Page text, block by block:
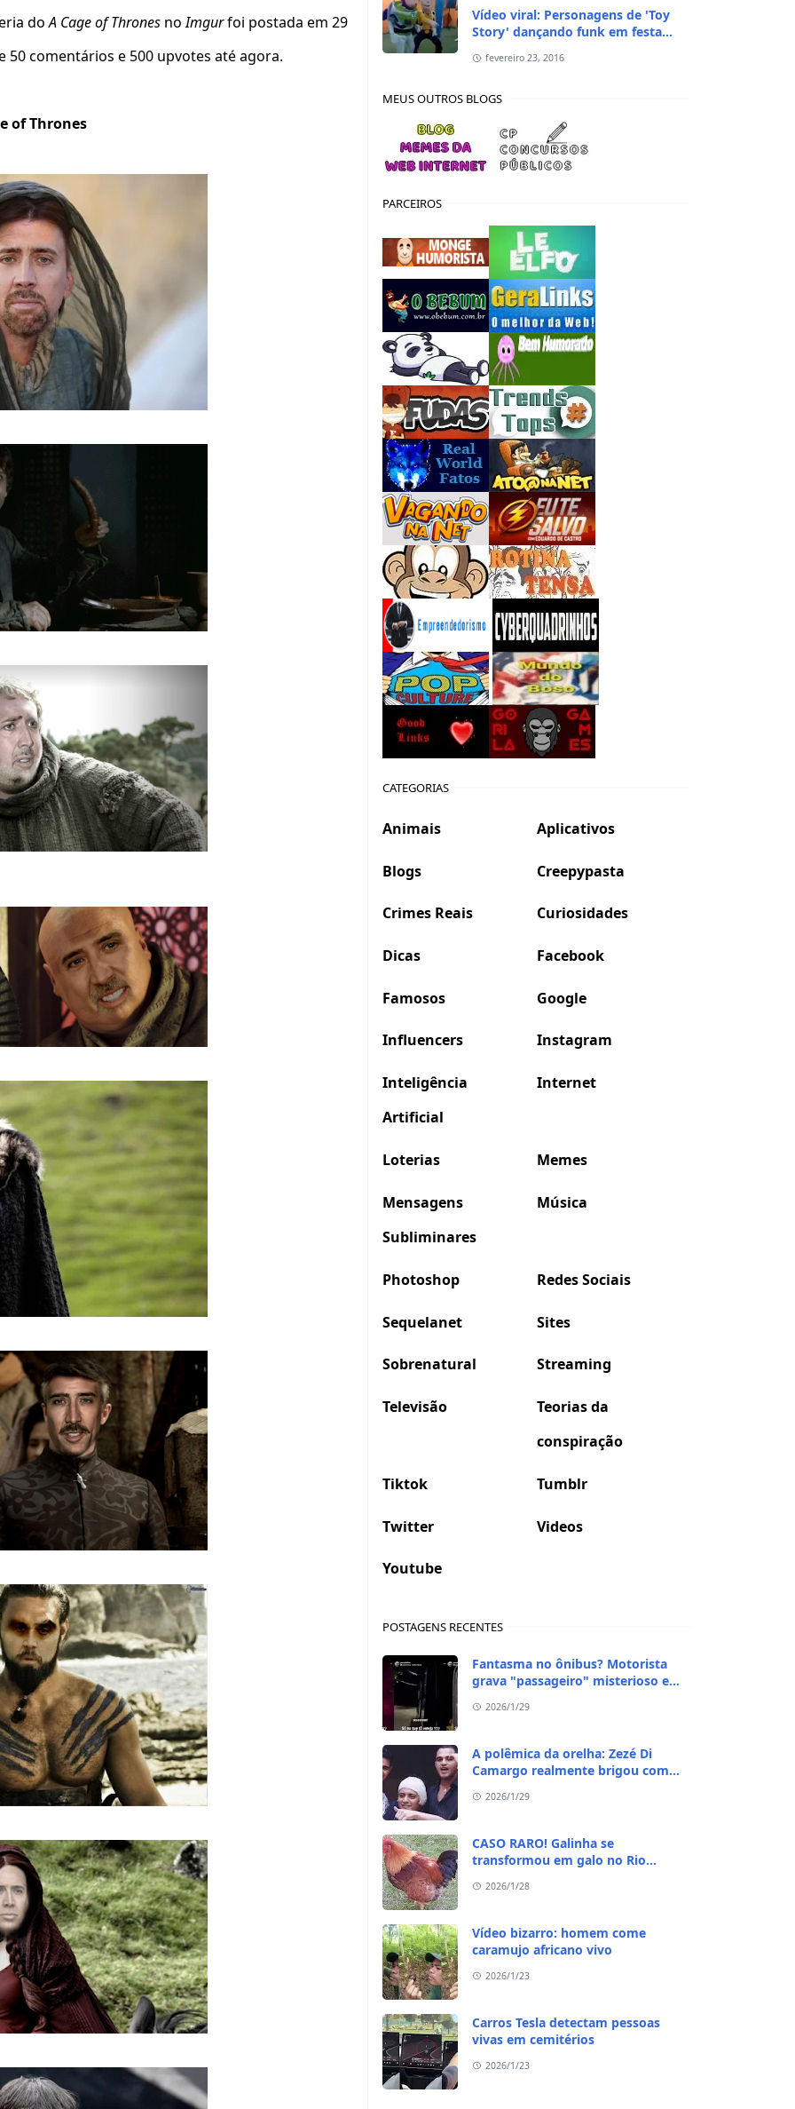
doA Cage of Thrones noImgurfoi postada em 29
50 comentários e 500 upvotes até agora.
of Thrones
Vídeo viral: Personagens de 'Toy
Story' dançando funk em festa
fevereiro 23, 2016
MEUS OUTROS BLOGS
PARCEIROS
CATEGORIAS
Animais Aplicativos
Blogs Creepypasta
Crimes Reais Curiosidades
Dicas Facebook
Famosos Google
Influencers Instagram
Inteligência
Artificial
Internet
Loterias Memes
Mensagens
Subliminares
Música
Photoshop Redes Sociais
Sequelanet Sites
Sobrenatural Streaming
Televisão
Teorias da
conspiração
Tiktok Tumblr
Twitter Videos
Youtube
POSTAGENS RECENTES
Fantasma no ônibus? Motorista
grava "passageiro" misterioso em
2026/1/29
A polêmica da orelha: Zezé Di
Camargo realmente brigou com
irmão?
2026/1/29
CASO RARO! Galinha se
transformou em galo no Rio
2026/1/28
Vídeo bizarro: homem come
caramujo africano vivo
2026/1/23
Carros Tesla detectam pessoas
vivas em cemitérios
2026/1/23